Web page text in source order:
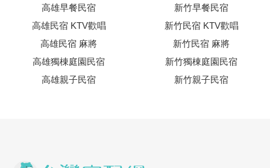
高雄早餐民宿
高雄民宿 KTV歡唱
高雄民宿 麻將
高雄獨棟庭園民宿
高雄親子民宿
新竹早餐民宿
新竹民宿 KTV歡唱
新竹民宿 麻將
新竹獨棟庭園民宿
新竹親子民宿